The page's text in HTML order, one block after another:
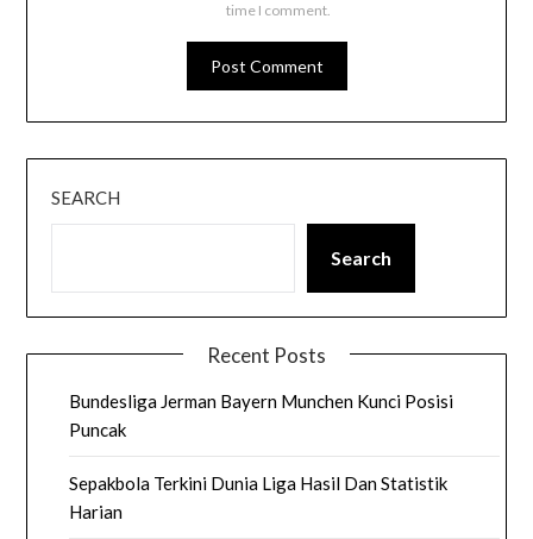
time I comment.
SEARCH
Search
Recent Posts
Bundesliga Jerman Bayern Munchen Kunci Posisi
Puncak
Sepakbola Terkini Dunia Liga Hasil Dan Statistik
Harian